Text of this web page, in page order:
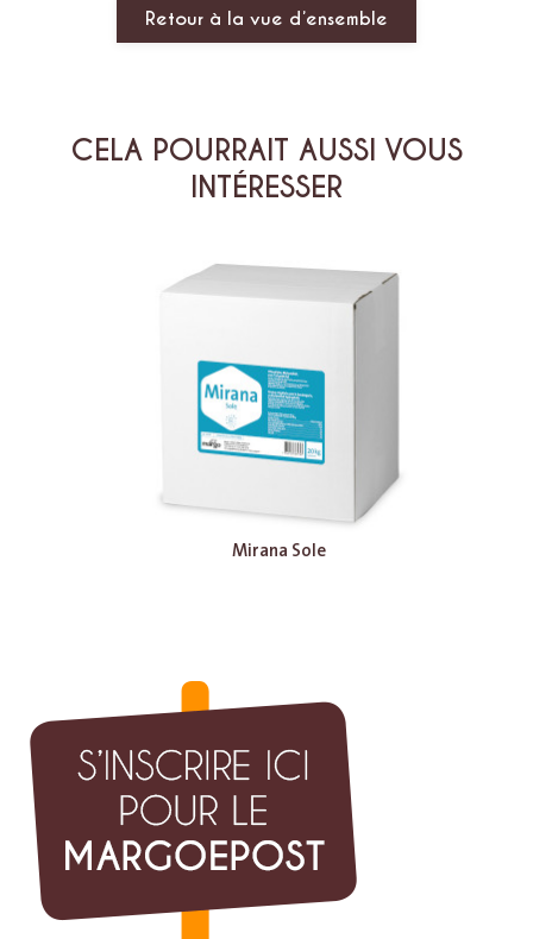
Retour à la vue d’ensemble
CELA POURRAIT AUSSI VOUS
INTÉRESSER
Mirana Sole